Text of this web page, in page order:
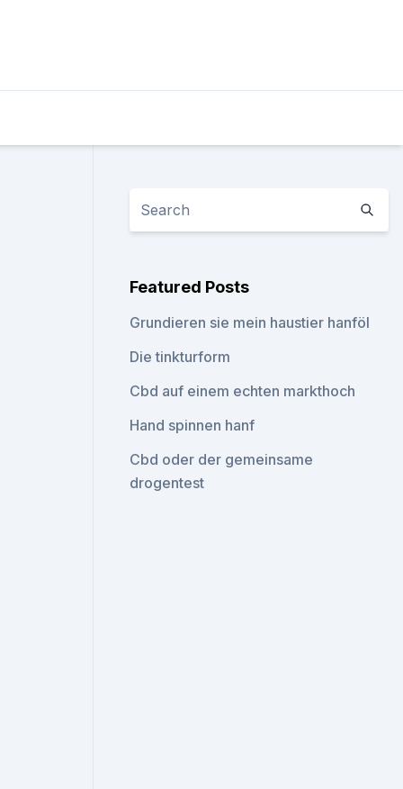
Featured Posts
Grundieren sie mein haustier hanföl
Die tinkturform
Cbd auf einem echten markthoch
Hand spinnen hanf
Cbd oder der gemeinsame
drogentest